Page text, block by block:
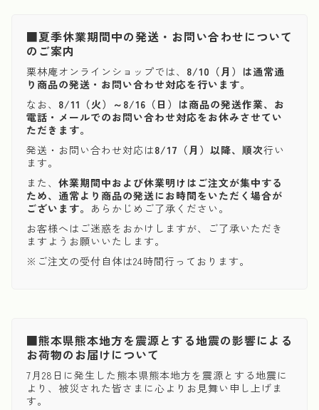
■夏季休業期間中の発送・お問い合わせについて
のご案内
栗林庵オンラインショップでは、 8/10（月）は通常通
り商品の発送・お問い合わせ対応を行います。
なお、 8/11（火）～8/16（日）は商品の発送作業、お
電話・メールでのお問い合わせ対応をお休みさせてい
ただきます。
発送・お問い合わせ対応は8/17（月）以降、順次行い
ます。
また、 休業期間中および休業明けはご注文が集中する
ため、通常より商品の発送にお時間をいただく場合が
ございます。 あらかじめご了承ください。
お客様へはご迷惑をおかけしますが、ご了承いただき
ますようお願いいたします。
※ご注文の受付自体は24時間行っております。
■熊本県熊本地方を震源とする地震の影響による
お荷物のお届けについて
7月28日に発生した熊本県熊本地方を震源とする地震に
より、被災された皆さまに心よりお見舞い申し上げま
す。